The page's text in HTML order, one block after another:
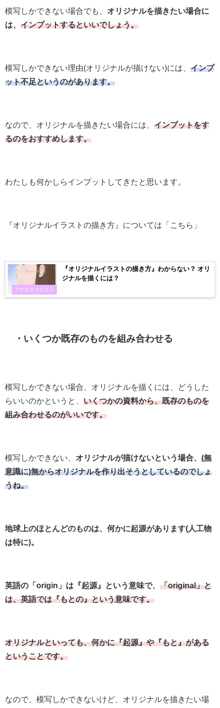
模写しかできない場合でも、 オリジナルを描きたい場合に
は、 インプットするといいでしょう。
模写しかできない理由(オリジナルが描けない)には、 インプ
ット不足というのがあります。
なので、オリジナルを描きたい場合には、 インプットをす
るのをおすすめします。
わたしも何かしらインプットしてきたと思います。
『オリジナルイラストの描き方』については「こちら」
アナログイラスト
『オリジナルイラストの描き方』わからない？ オリ
ジナルを描くには？
・いくつか既存のものを組み合わせる
模写しかできない場合、オリジナルを描くには、どうした
らいいのかというと、 いくつかの資料から、既存のものを
組み合わせるのがいいです。
模写しかできない、 オリジナルが描けないという場合、 (無
意識に)無からオリジナルを作り出そうとしているのでしょ
うね。
地球上のほとんどのものは、何かに起源があります(人工物
は特に)。
英語の「origin」は『起源』という意味で、 「original」と
は、英語では『もとの』という意味です。
オリジナルといっても、何かに『起源』や『もと』がある
ということです。
なので、模写しかできないけど、オリジナルを描きたい場